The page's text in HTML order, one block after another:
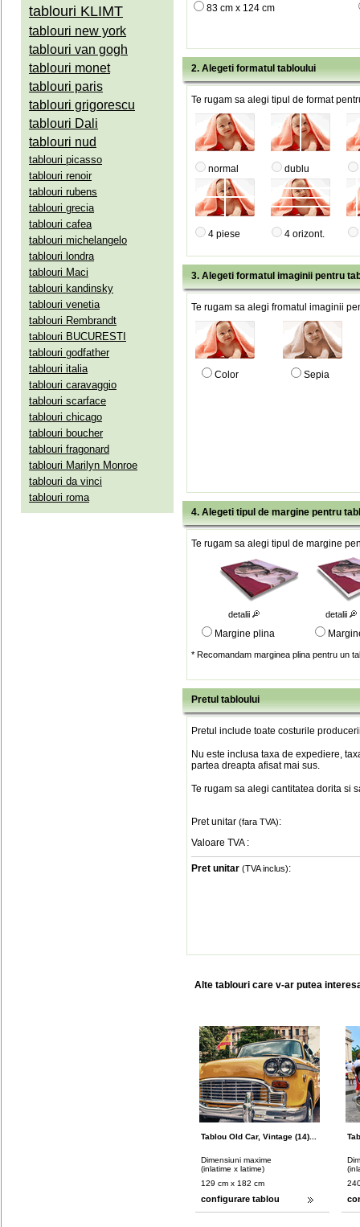
tablouri KLIMT
tablouri new york
tablouri van gogh
tablouri monet
tablouri paris
tablouri grigorescu
tablouri Dali
tablouri nud
tablouri picasso
tablouri renoir
tablouri rubens
tablouri grecia
tablouri cafea
tablouri michelangelo
tablouri londra
tablouri Maci
tablouri kandinsky
tablouri venetia
tablouri Rembrandt
tablouri BUCURESTI
tablouri godfather
tablouri italia
tablouri caravaggio
tablouri scarface
tablouri chicago
tablouri boucher
tablouri fragonard
tablouri Marilyn Monroe
tablouri da vinci
tablouri roma
83 cm x 124 cm
2. Alegeti formatul tabloului
Te rugam sa alegi tipul de format
normal dublu
4 piese 4 orizont.
3. Alegeti formatul imaginii pentru
Te rugam sa alegi fromatul imaginii
Color Sepia
4. Alegeti tipul de margine pentru
Te rugam sa alegi tipul de margine
detalii detalii
Margine plina
* Recomandam marginea plina pentru un
Pretul tabloului
Pretul include toate costurile
Nu este inclusa taxa de expediere,
partea dreapta afisat mai sus.
Te rugam sa alegi cantitatea dorita si
Pret unitar (fara TVA):
Valoare TVA :
Pret unitar (TVA inclus):
Alte tablouri care v-ar putea
Tablou Old Car, Vintage (14)...
Dimensiuni maxime
(inlatime x latime)
129 cm x 182 cm
configurare tablou